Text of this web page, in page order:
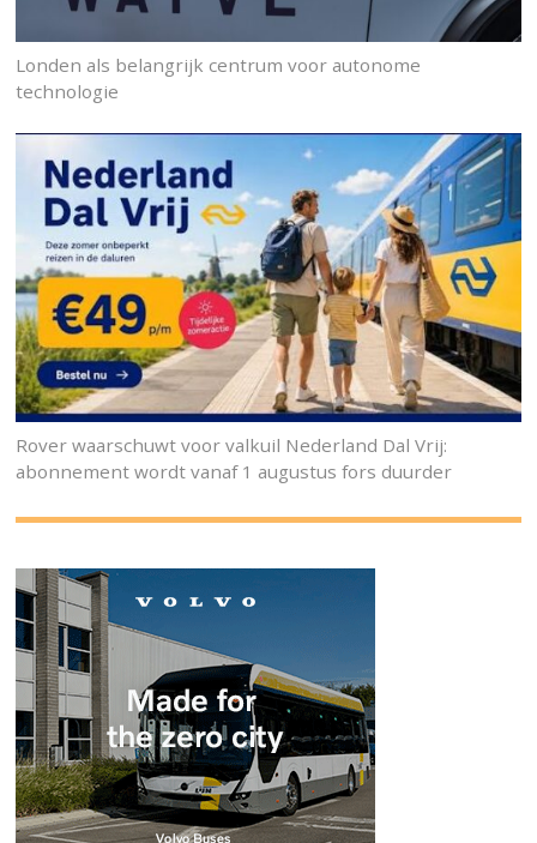
Londen als belangrijk centrum voor autonome
technologie
Rover waarschuwt voor valkuil Nederland Dal Vrij:
abonnement wordt vanaf 1 augustus fors duurder